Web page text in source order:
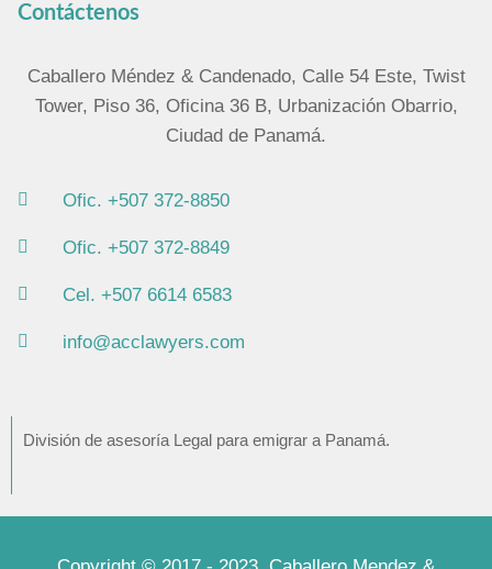
Contáctenos
Caballero Méndez & Candenado, Calle 54 Este, Twist
Tower, Piso 36, Oficina 36 B, Urbanización Obarrio,
Ciudad de Panamá.
Ofic. +507 372-8850
Ofic. +507 372-8849
Cel. +507 6614 6583
info@acclawyers.com
División de asesoría Legal para emigrar a Panamá.